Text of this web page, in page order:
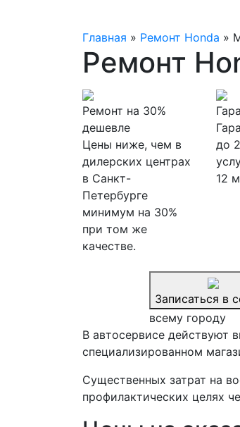
Главная » Ремонт Honda »
Ремонт
Ремонт на 30%
дешевле
Цены ниже, чем в
дилерских центрах
в Санкт-
Петербурге
минимум на 30%
при том же
качестве.
до
12
Записаться в
всему городу
В автосервисе действуют
специализированном
Существенных затрат на
профилактических целях